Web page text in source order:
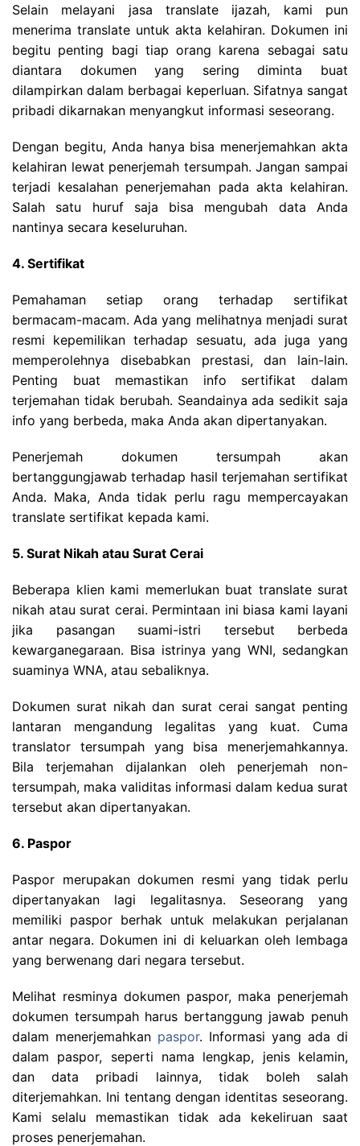
Selain melayani jasa translate ijazah, kami pun
menerima translate untuk akta kelahiran. Dokumen ini
begitu penting bagi tiap orang karena sebagai satu
diantara dokumen yang sering diminta buat
dilampirkan dalam berbagai keperluan. Sifatnya sangat
pribadi dikarnakan menyangkut informasi seseorang.
Dengan begitu, Anda hanya bisa menerjemahkan akta
kelahiran lewat penerjemah tersumpah. Jangan sampai
terjadi kesalahan penerjemahan pada akta kelahiran.
Salah satu huruf saja bisa mengubah data Anda
nantinya secara keseluruhan.
4. Sertifikat
Pemahaman setiap orang terhadap sertifikat
bermacam-macam. Ada yang melihatnya menjadi surat
resmi kepemilikan terhadap sesuatu, ada juga yang
memperolehnya disebabkan prestasi, dan lain-lain.
Penting buat memastikan info sertifikat dalam
terjemahan tidak berubah. Seandainya ada sedikit saja
info yang berbeda, maka Anda akan dipertanyakan.
Penerjemah dokumen tersumpah akan
bertanggungjawab terhadap hasil terjemahan sertifikat
Anda. Maka, Anda tidak perlu ragu mempercayakan
translate sertifikat kepada kami.
5. Surat Nikah atau Surat Cerai
Beberapa klien kami memerlukan buat translate surat
nikah atau surat cerai. Permintaan ini biasa kami layani
jika pasangan suami-istri tersebut berbeda
kewarganegaraan. Bisa istrinya yang WNI, sedangkan
suaminya WNA, atau sebaliknya.
Dokumen surat nikah dan surat cerai sangat penting
lantaran mengandung legalitas yang kuat. Cuma
translator tersumpah yang bisa menerjemahkannya.
Bila terjemahan dijalankan oleh penerjemah non-
tersumpah, maka validitas informasi dalam kedua surat
tersebut akan dipertanyakan.
6. Paspor
Paspor merupakan dokumen resmi yang tidak perlu
dipertanyakan lagi legalitasnya. Seseorang yang
memiliki paspor berhak untuk melakukan perjalanan
antar negara. Dokumen ini di keluarkan oleh lembaga
yang berwenang dari negara tersebut.
Melihat resminya dokumen paspor, maka penerjemah
dokumen tersumpah harus bertanggung jawab penuh
dalam menerjemahkan paspor. Informasi yang ada di
dalam paspor, seperti nama lengkap, jenis kelamin,
dan data pribadi lainnya, tidak boleh salah
diterjemahkan. Ini tentang dengan identitas seseorang.
Kami selalu memastikan tidak ada kekeliruan saat
proses penerjemahan.